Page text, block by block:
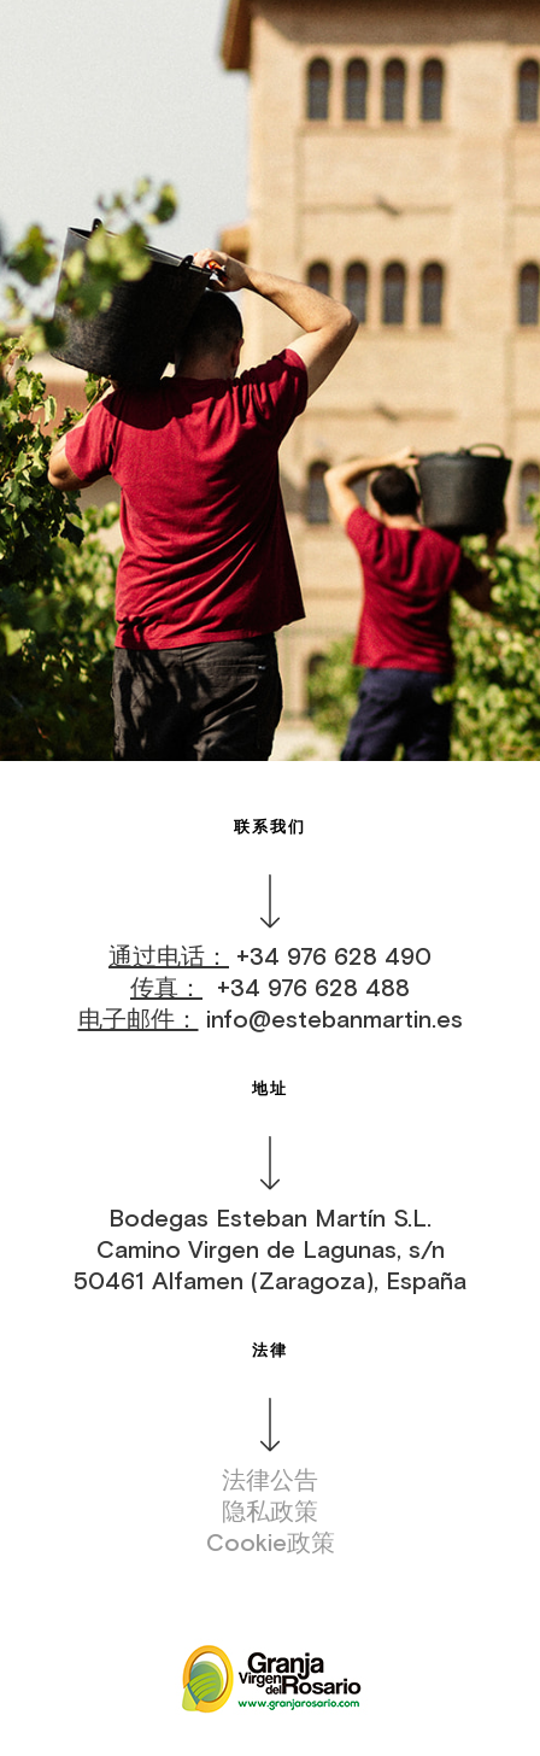
联系我们
通过电话：
+34 976 628 490
传真：
+34 976 628 488
电子邮件：
info@estebanmartin.es
地址
Bodegas Esteban Martín S.L.
Camino Virgen de Lagunas, s/n
50461 Alfamen (Zaragoza), España
法律
法律公告
隐私政策
Cookie政策